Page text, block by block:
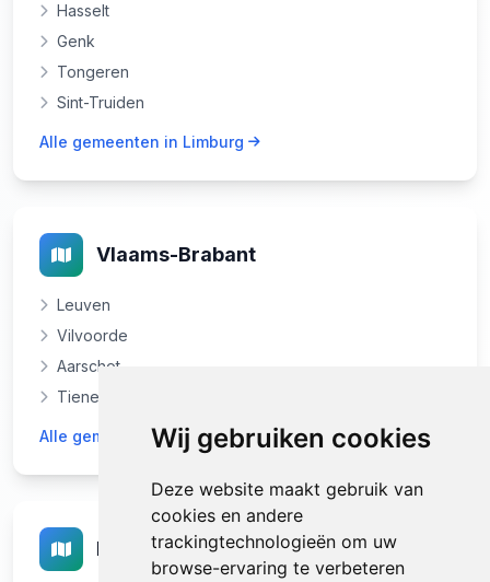
Wij gebruiken cookies
Deze website maakt gebruik van
cookies en andere
trackingtechnologieën om uw
browse-ervaring te verbeteren
Hasselt
Genk
Tongeren
Sint-Truiden
Alle gemeenten in Limburg
Vlaams-Brabant
Leuven
Vilvoorde
Aarschot
Tienen
Alle gemeenten in Vlaams-Brabant
Brussel-Hoofdstad